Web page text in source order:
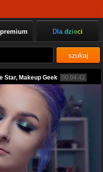
Dla dzieci
szukaj
Star, Makeup Geek 00:04:42